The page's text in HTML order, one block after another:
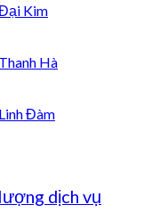
Kim
Hà
Đàm
dịch vụ